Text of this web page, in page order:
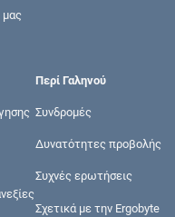
Περί Γαληνού
Συνδρομές
Δυνατότητες προβολής
Συχνές ερωτήσεις
Σχετικά με την Ergobyte